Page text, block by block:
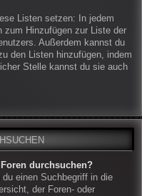
Listen setzen: In jedem
zum Hinzufügen zur Liste der
Außerdem kannst du
den Listen hinzufügen, indem
Stelle kannst du sie auch
durchsuchen?
einen Suchbegriff in die
der Foren- oder